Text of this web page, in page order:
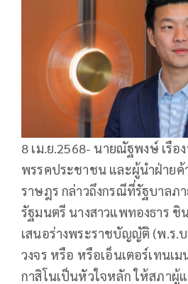
8 เม.ย.2568- นายณัฐพงษ์ เรื
พรรคประชาชน และผู้นำฝ่าย
ราษฎร กล่าวถึงกรณีที่รัฐบาลภ
รัฐมนตรี นางสาวแพทองธาร ชิ
เสนอร่างพระราชบัญญัติ (พ.ร.
วงจร หรือ หรือเอ็นเตอร์เทนเ
กาสิโนเป็นหัวใจหลัก ให้สภา